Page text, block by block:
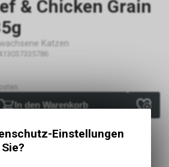
& Chicken Grain
Katzen
In den Warenkorb
Einstellungen